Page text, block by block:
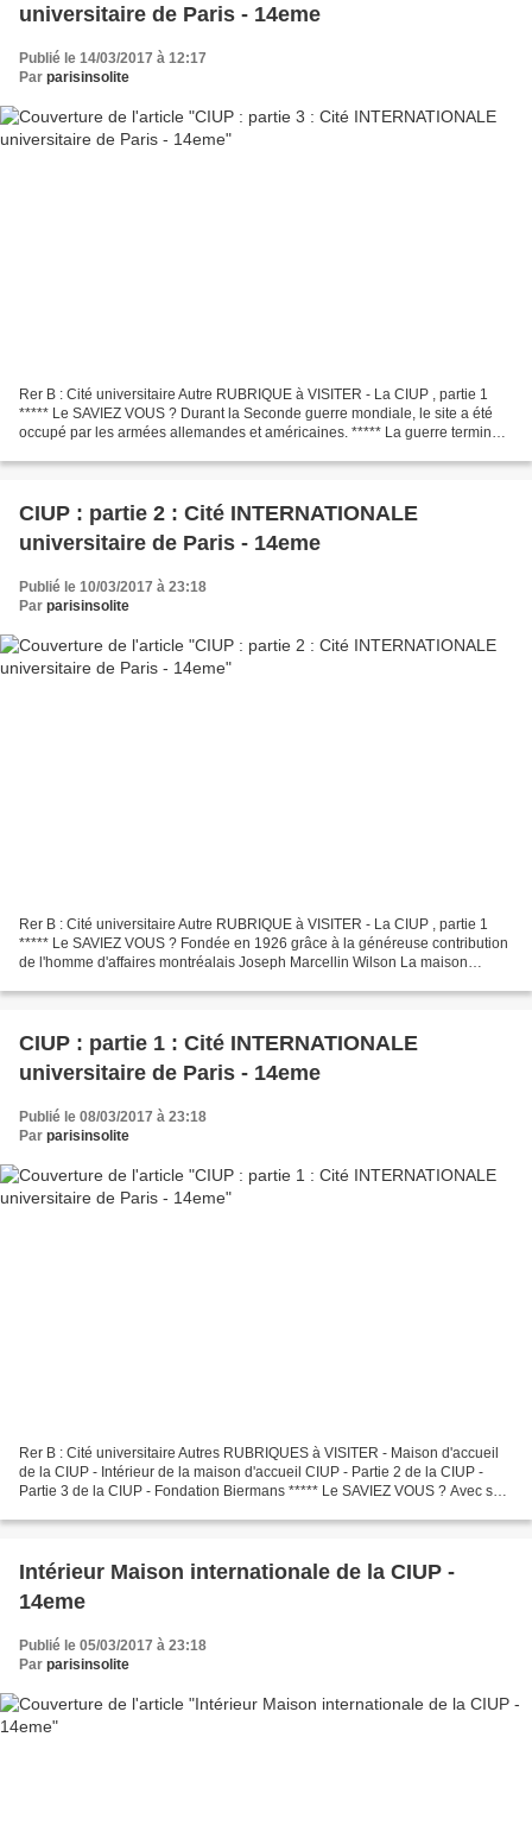
universitaire de Paris - 14eme
Publié le 14/03/2017 à 12:17
Par parisinsolite
Rer B : Cité universitaire Autre RUBRIQUE à VISITER - La CIUP , partie 1
***** Le SAVIEZ VOUS ? Durant la Seconde guerre mondiale, le site a été
occupé par les armées allemandes et américaines. ***** La guerre terminée,
CIUP : partie 2 : Cité INTERNATIONALE
universitaire de Paris - 14eme
Publié le 10/03/2017 à 23:18
Par parisinsolite
Rer B : Cité universitaire Autre RUBRIQUE à VISITER - La CIUP , partie 1
***** Le SAVIEZ VOUS ? Fondée en 1926 grâce à la généreuse contribution
de l'homme d'affaires montréalais Joseph Marcellin Wilson La maison
CIUP : partie 1 : Cité INTERNATIONALE
universitaire de Paris - 14eme
Publié le 08/03/2017 à 23:18
Par parisinsolite
Rer B : Cité universitaire Autres RUBRIQUES à VISITER - Maison d'accueil
de la CIUP - Intérieur de la maison d'accueil CIUP - Partie 2 de la CIUP -
Partie 3 de la CIUP - Fondation Biermans ***** Le SAVIEZ VOUS ? Avec ses
Intérieur Maison internationale de la CIUP -
14eme
Publié le 05/03/2017 à 23:18
Par parisinsolite